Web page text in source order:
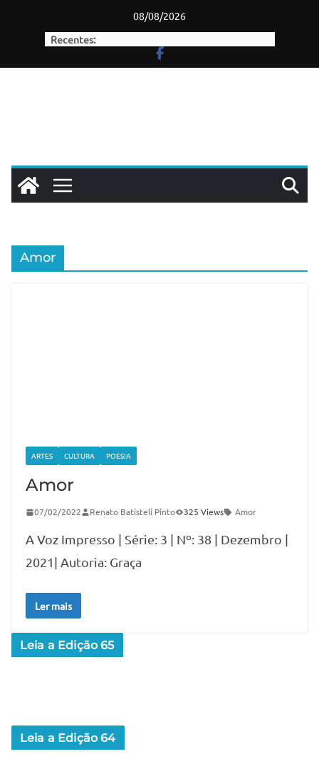
08/08/2026
Recentes:
Amor
ARTES CULTURA POESIA
Amor
07/02/2022 Renato Batisteli Pinto 325 Views Amor
A Voz Impresso | Série: 3 | Nº: 38 | Dezembro |
2021| Autoria: Graça
Ler mais
Leia a Edição 65
Leia a Edição 64